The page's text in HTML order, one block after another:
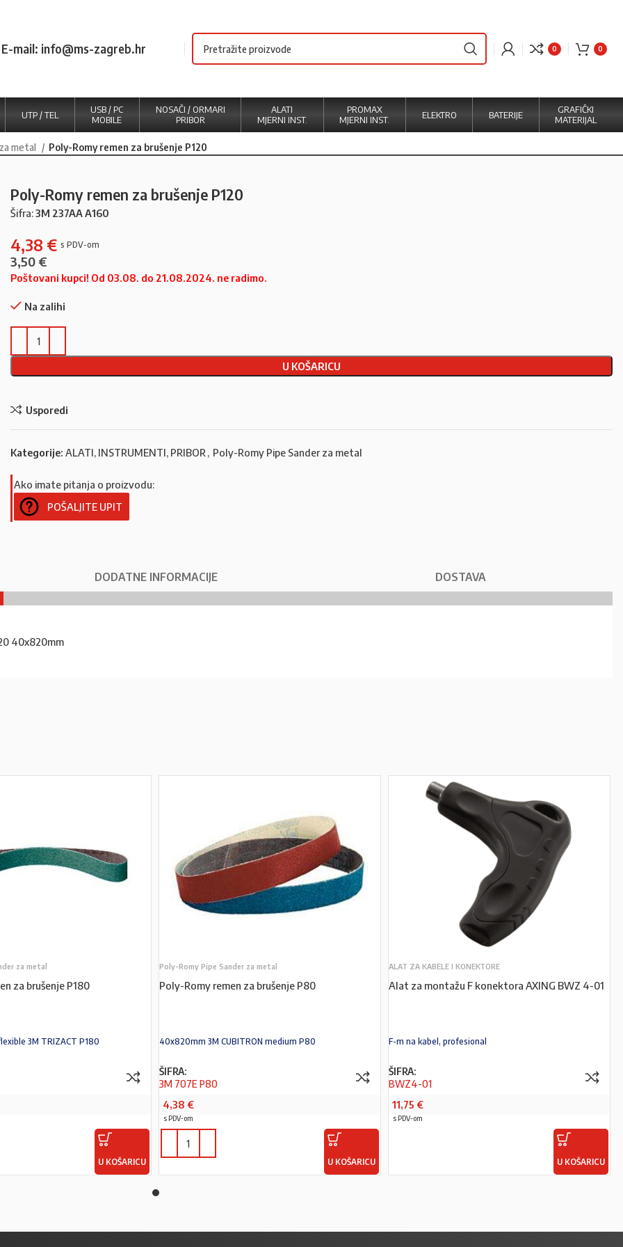
E-mail: info@ms-zagreb.hr 0 0
UTP / TEL
USB / PC
MOBILE
NOSAČI / ORMARI
PRIBOR
ALATI
MJERNI INST.
PROMAX
MJERNI INST.
ELEKTRO BATERIJE
GRAFIČKI
MATERIJAL
metal Poly-Romy remen za brušenje P120
Poly-Romy remen za brušenje P120
Šifra:3M 237AA A160
4,38 €
3,50 €
Poštovani kupci! Od 03.08. do 21.08.2024. ne radimo.
Na zalihi
U KOŠARICU
Usporedi
Kategorije: ALATI, INSTRUMENTI, PRIBOR , Poly-Romy Pipe Sander za metal
Ako imate pitanja o proizvodu:
POŠALJITE UPIT
DODATNE INFORMACIJE DOSTAVA
40x820mm
za metal
za brušenje P180
3M TRIZACT P180
U KOŠARICU
Poly-Romy Pipe Sander za metal
Poly-Romy remen za brušenje P80
40x820mm 3M CUBITRON medium P80
ŠIFRA:
3M 707E P80
4,38 €
s PDV-om
U KOŠARICU
ALAT ZA KABELE I KONEKTORE
Alat za montažu F konektora AXING BWZ 4-01
F-m na kabel, profesional
ŠIFRA:
BWZ4-01
11,75 €
s PDV-om
U KOŠARICU